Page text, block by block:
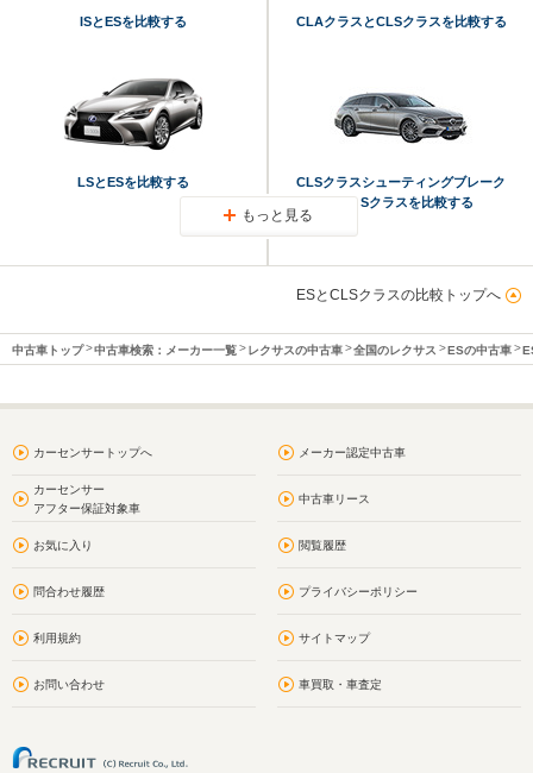
ISとESを比較する
LSとESを比較する
CLAクラスとCLSクラスを比較する
CLSクラスシューティングブレーク
とCLSクラスを比較する
もっと見る
ESとCLSクラスの比較トップへ
中古車トップ 中古車検索：メーカー一覧 レクサスの中古車 全国のレクサス ESの中古車
カーセンサートップへ メーカー認定中古車
カーセンサー
アフター保証対象車
中古車リース
お気に入り 閲覧履歴
問合わせ履歴 プライバシーポリシー
利用規約 サイトマップ
お問い合わせ 車買取・車査定